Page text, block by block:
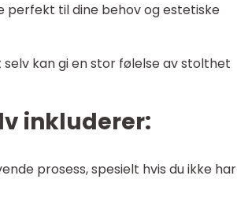
perfekt til dine behov og estetiske
kan gi en stor følelse av stolthet
inkluderer:
prosess, spesielt hvis du ikke har